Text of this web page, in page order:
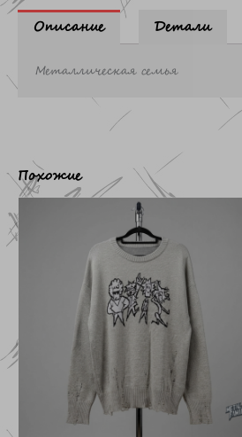
Описание Детали
Металлическая семья
Похожие